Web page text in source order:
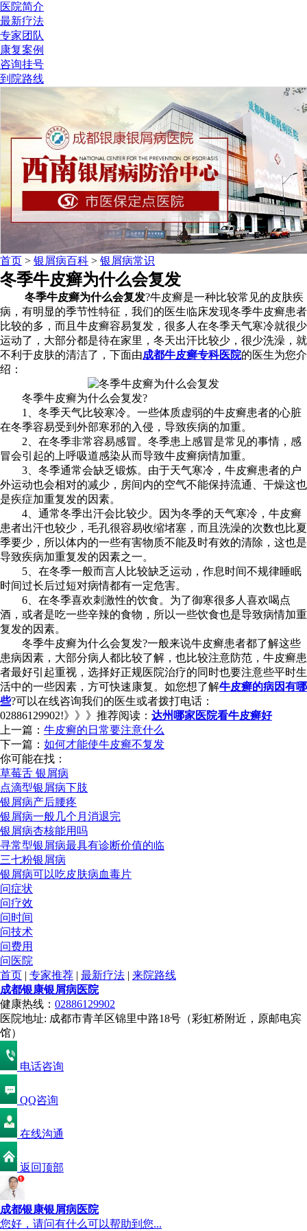
医院简介
最新疗法
专家团队
康复案例
咨询挂号
到院路线
首页 > 银屑病百科 > 银屑病常识
冬季牛皮癣为什么会复发
冬季牛皮癣为什么会复发?牛皮癣是一种比较常见的皮肤疾
病，有明显的季节性特征，我们的医生临床发现冬季牛皮癣患者
比较的多，而且牛皮癣容易复发，很多人在冬季天气寒冷就很少
运动了，大部分都是待在家里，冬天出汗比较少，很少洗澡，就
不利于皮肤的清洁了，下面由成都牛皮癣专科医院的医生为您介
绍：
冬季牛皮癣为什么会复发?
1、冬季天气比较寒冷。一些体质虚弱的牛皮癣患者的心脏
在冬季容易受到外部寒邪的入侵，导致疾病的加重。
2、在冬季非常容易感冒。冬季患上感冒是常见的事情，感
冒会引起的上呼吸道感染从而导致牛皮癣病情加重。
3、冬季通常会缺乏锻炼。由于天气寒冷，牛皮癣患者的户
外运动也会相对的减少，房间内的空气不能保持流通、干燥这也
是疾症加重复发的因素。
4、通常冬季出汗会比较少。因为冬季的天气寒冷，牛皮癣
患者出汗也较少，毛孔很容易收缩堵塞，而且洗澡的次数也比夏
季要少，所以体内的一些有害物质不能及时有效的清除，这也是
导致疾病加重复发的因素之一。
5、在冬季一般而言人比较缺乏运动，作息时间不规律睡眠
时间过长后过短对病情都有一定危害。
6、在冬季喜欢刺激性的饮食。为了御寒很多人喜欢喝点
酒，或者是吃一些辛辣的食物，所以一些饮食也是导致病情加重
复发的因素。
冬季牛皮癣为什么会复发?一般来说牛皮癣患者都了解这些
患病因素，大部分病人都比较了解，也比较注意防范，牛皮癣患
者最好引起重视，选择好正规医院治疗的同时也要注意些平时生
活中的一些因素，方可快速康复。如您想了解牛皮癣的病因有哪
些?可以在线咨询我们的医生或者拨打电话：
02886129902!》》》推荐阅读： 达州哪家医院看牛皮癣好
上一篇： 牛皮癣的日常要注意什么
下一篇： 如何才能使牛皮癣不复发
你可能在找：
草莓舌 银屑病
点滴型银屑病下肢
银屑病产后腰疼
银屑病一般几个月消退完
银屑病杏核能用吗
寻常型银屑病最具有诊断价值的临
三七粉银屑病
银屑病可以吃皮肤病血毒片
问症状
问疗效
问时间
问技术
问费用
问医院
首页 | 专家推荐 | 最新疗法 | 来院路线
成都银康银屑病医院
健康热线： 02886129902
医院地址: 成都市青羊区锦里中路18号（彩虹桥附近，原邮电宾
馆）
电话咨询
QQ咨询
在线沟通
返回顶部
成都银康银屑病医院
您好，请问有什么可以帮助到您...